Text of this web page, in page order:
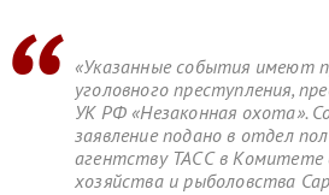
«Указанные события имеют
уголовного преступления,
УК РФ «Незаконная охота».
заявление подано в отдел
агентству ТАСС в Комитете
хозяйства и рыболовства